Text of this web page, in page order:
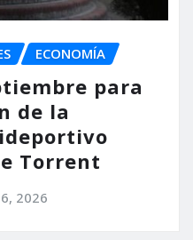
ECONOMÍA
para
de la
Torrent
2026